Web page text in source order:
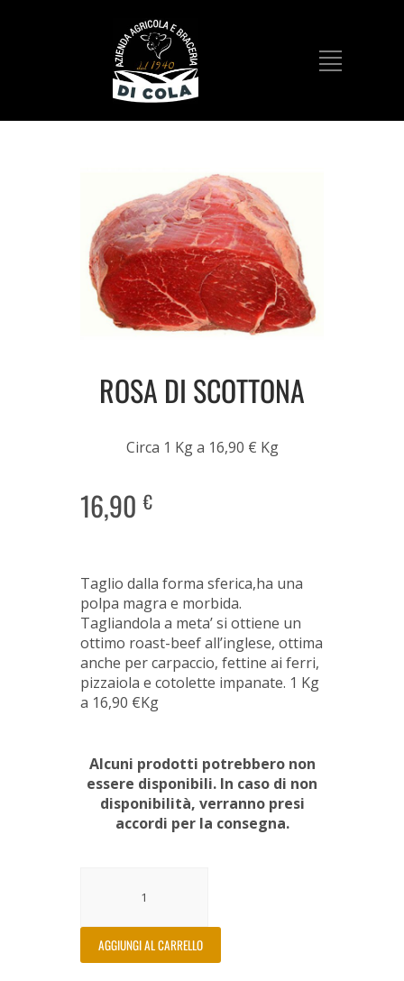
ROSA DI SCOTTONA
Circa 1 Kg a 16,90 € Kg
16,90€
Taglio dalla forma sferica,ha una
polpa magra e morbida.
Tagliandola a meta’ si ottiene un
ottimo roast-beef all’inglese, ottima
anche per carpaccio, fettine ai ferri,
pizzaiola e cotolette impanate. 1 Kg
a 16,90 €Kg
Alcuni prodotti potrebbero non
essere disponibili. In caso di non
disponibilità, verranno presi
accordi per la consegna.
AGGIUNGI AL CARRELLO